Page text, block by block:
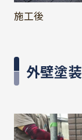
施工後
外壁塗装